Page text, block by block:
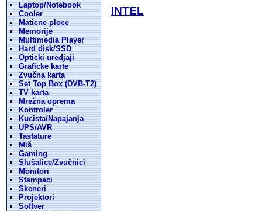
Laptop/Notebook
Cooler
Maticne ploce
Memorije
Multimedia Player
Hard disk/SSD
Opticki uredjaji
Graficke karte
Zvučna karta
Set Top Box (DVB-T2)
TV karta
Mrežna oprema
Kontroler
Kucista/Napajanja
UPS/AVR
Tastature
Miš
Gaming
Slušalice/Zvučnici
Monitori
Stampaci
Skeneri
Projektori
Softver
INTEL